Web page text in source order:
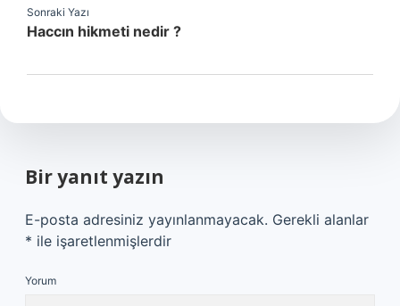
Sonraki Yazı
Haccın hikmeti nedir ?
Bir yanıt yazın
E-posta adresiniz yayınlanmayacak. Gerekli alanlar
* ile işaretlenmişlerdir
Yorum